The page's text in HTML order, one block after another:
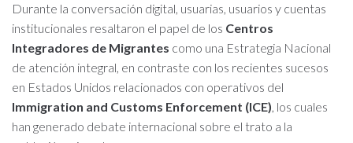
Durante la conversación digital, usuarias, usuarios y cuentas
institucionales resaltaron el papel de los Centros
Integradores de Migrantes como una Estrategia Nacional
de atención integral, en contraste con los recientes sucesos
en Estados Unidos relacionados con operativos del
Immigration and Customs Enforcement (ICE), los cuales
han generado debate internacional sobre el trato a la